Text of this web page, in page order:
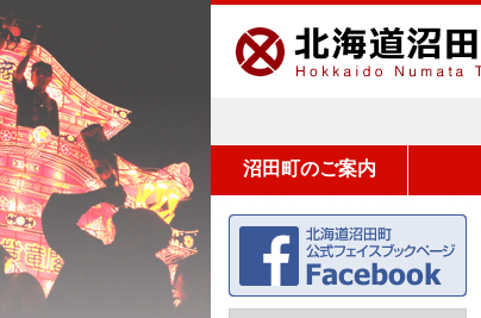
沼田町のご案内